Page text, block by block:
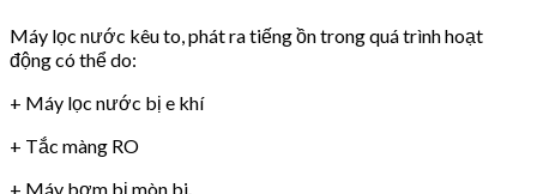
Máy lọc nước kêu to, phát ra tiếng ồn trong quá trình hoạt
động có thể do:
+ Máy lọc nước bị e khí
+ Tắc màng RO
+ Máy bơm bị mòn bi.